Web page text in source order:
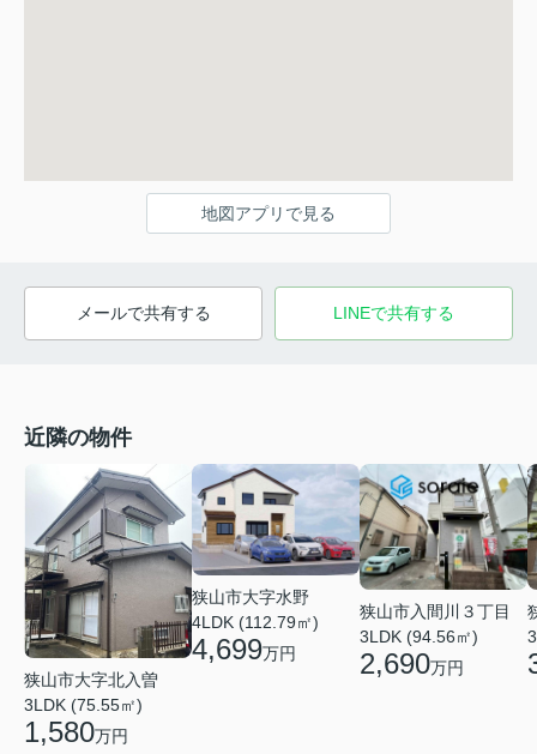
地図アプリで見る
メールで共有する LINEで共有する
近隣の物件
狭山市大字北入曽
3LDK (75.55㎡)
1,580万円
狭山市大字水野
4LDK (112.79㎡)
4,699万円
狭山市入間川３丁目
3LDK (94.56㎡)
2,690万円